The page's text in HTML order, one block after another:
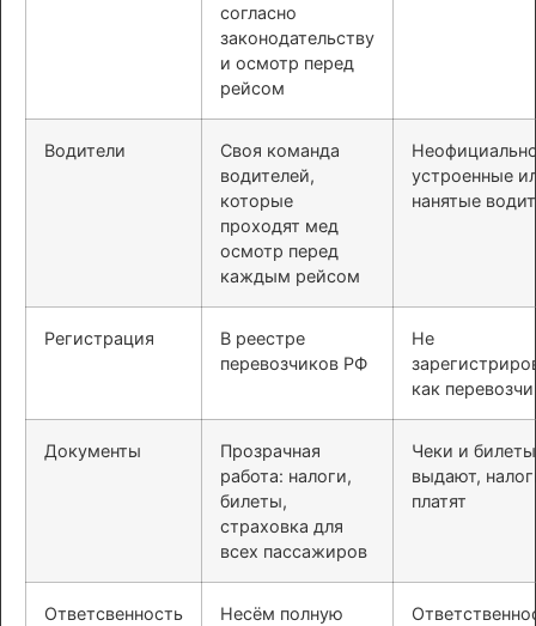
согласно
законодательству
и осмотр перед
рейсом
Водители
Своя команда
водителей,
которые
проходят мед
осмотр перед
каждым рейсом
устроенные
нанятые
Регистрация
В реестре
перевозчиков РФ
Не
как
Документы
Прозрачная
работа: налоги,
билеты,
страховка для
всех пассажиров
Чеки и
выдают,
платят
Ответсвенность
Несём полную